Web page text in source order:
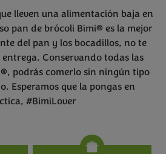
lleven una alimentación baja en
pan de brócoli Bimi® es la mejor
del pan y los bocadillos, no te
Conservando todas las
podrás comerlo sin ningún tipo
Esperamos que la pongas en
#BimiLover